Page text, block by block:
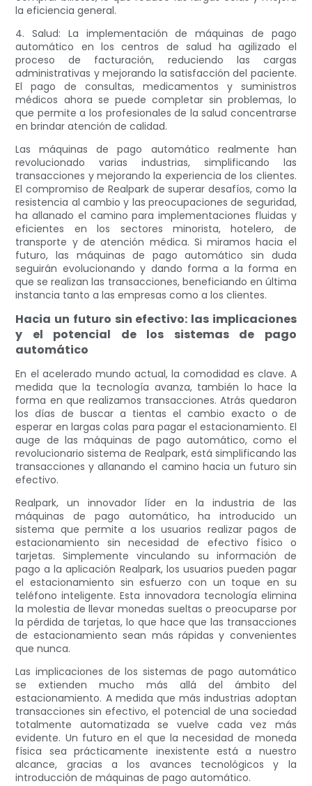
la eficiencia general.
4. Salud: La implementación de máquinas de pago
automático en los centros de salud ha agilizado el
proceso de facturación, reduciendo las cargas
administrativas y mejorando la satisfacción del paciente.
El pago de consultas, medicamentos y suministros
médicos ahora se puede completar sin problemas, lo
que permite a los profesionales de la salud concentrarse
en brindar atención de calidad.
Las máquinas de pago automático realmente han
revolucionado varias industrias, simplificando las
transacciones y mejorando la experiencia de los clientes.
El compromiso de Realpark de superar desafíos, como la
resistencia al cambio y las preocupaciones de seguridad,
ha allanado el camino para implementaciones fluidas y
eficientes en los sectores minorista, hotelero, de
transporte y de atención médica. Si miramos hacia el
futuro, las máquinas de pago automático sin duda
seguirán evolucionando y dando forma a la forma en
que se realizan las transacciones, beneficiando en última
instancia tanto a las empresas como a los clientes.
Hacia un futuro sin efectivo: las implicaciones
y el potencial de los sistemas de pago
automático
En el acelerado mundo actual, la comodidad es clave. A
medida que la tecnología avanza, también lo hace la
forma en que realizamos transacciones. Atrás quedaron
los días de buscar a tientas el cambio exacto o de
esperar en largas colas para pagar el estacionamiento. El
auge de las máquinas de pago automático, como el
revolucionario sistema de Realpark, está simplificando las
transacciones y allanando el camino hacia un futuro sin
efectivo.
Realpark, un innovador líder en la industria de las
máquinas de pago automático, ha introducido un
sistema que permite a los usuarios realizar pagos de
estacionamiento sin necesidad de efectivo físico o
tarjetas. Simplemente vinculando su información de
pago a la aplicación Realpark, los usuarios pueden pagar
el estacionamiento sin esfuerzo con un toque en su
teléfono inteligente. Esta innovadora tecnología elimina
la molestia de llevar monedas sueltas o preocuparse por
la pérdida de tarjetas, lo que hace que las transacciones
de estacionamiento sean más rápidas y convenientes
que nunca.
Las implicaciones de los sistemas de pago automático
se extienden mucho más allá del ámbito del
estacionamiento. A medida que más industrias adoptan
transacciones sin efectivo, el potencial de una sociedad
totalmente automatizada se vuelve cada vez más
evidente. Un futuro en el que la necesidad de moneda
física sea prácticamente inexistente está a nuestro
alcance, gracias a los avances tecnológicos y la
introducción de máquinas de pago automático.